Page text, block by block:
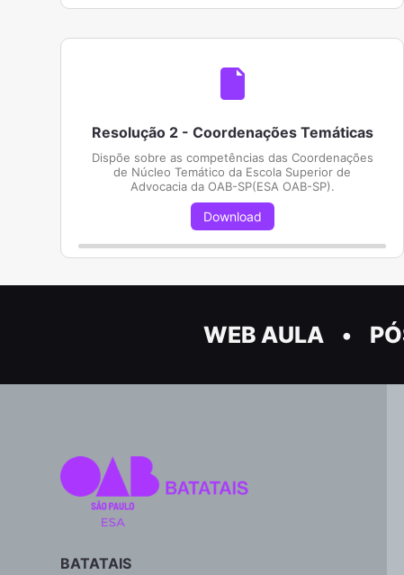
Resolução 2 - Coordenações Temáticas
Dispõe sobre as competências das Coordenações
de Núcleo Temático da Escola Superior de
Advocacia da OAB-SP(ESA OAB-SP).
Download
WEB AULA
BATATAIS